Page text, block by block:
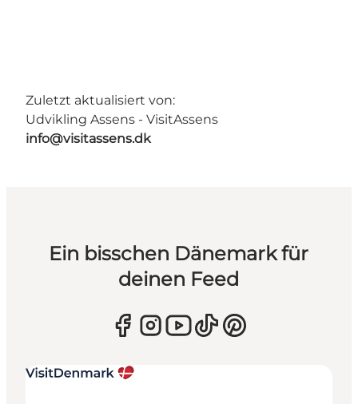
Zuletzt aktualisiert von:
Udvikling Assens - VisitAssens
info@visitassens.dk
Ein bisschen Dänemark für
deinen Feed